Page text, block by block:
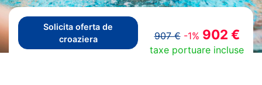
Solicita oferta de
croaziera
907 € -1% 902 €
taxe portuare incluse